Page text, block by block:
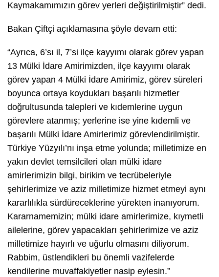
Kaymakamımızın görev yerleri değiştirilmiştir” dedi.
Bakan Çiftçi açıklamasına şöyle devam etti:
“Ayrıca, 6’sı il, 7’si ilçe kayyımı olarak görev yapan
13 Mülki İdare Amirimizden, ilçe kayyımı olarak
görev yapan 4 Mülki İdare Amirimiz, görev süreleri
boyunca ortaya koydukları başarılı hizmetler
doğrultusunda talepleri ve kıdemlerine uygun
görevlere atanmış; yerlerine ise yine kıdemli ve
başarılı Mülki İdare Amirlerimiz görevlendirilmiştir.
Türkiye Yüzyılı’nı inşa etme yolunda; milletimize en
yakın devlet temsilcileri olan mülki idare
amirlerimizin bilgi, birikim ve tecrübeleriyle
şehirlerimize ve aziz milletimize hizmet etmeyi aynı
kararlılıkla sürdüreceklerine yürekten inanıyorum.
Kararnamemizin; mülki idare amirlerimize, kıymetli
ailelerine, görev yapacakları şehirlerimize ve aziz
milletimize hayırlı ve uğurlu olmasını diliyorum.
Rabbim, üstlendikleri bu önemli vazifelerde
kendilerine muvaffakiyetler nasip eylesin.”